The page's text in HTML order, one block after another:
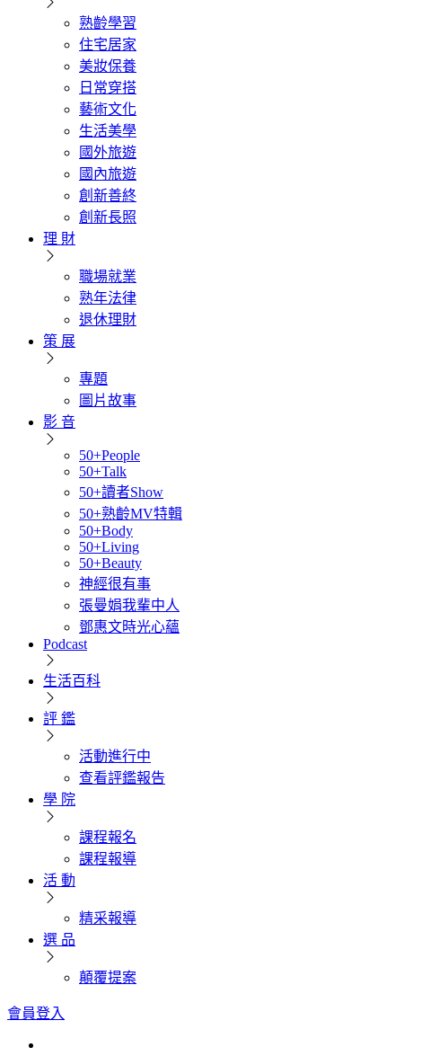
熟齡學習
住宅居家
美妝保養
日常穿搭
藝術文化
生活美學
國外旅遊
國內旅遊
創新善終
創新長照
理 財
職場就業
熟年法律
退休理財
策 展
專題
圖片故事
影 音
50+People
50+Talk
50+讀者Show
50+熟齡MV特輯
50+Body
50+Living
50+Beauty
神經很有事
張曼娟我輩中人
鄧惠文時光心蘊
Podcast
生活百科
評 鑑
活動進行中
查看評鑑報告
學 院
課程報名
課程報導
活 動
精采報導
選 品
顛覆提案
會員登入